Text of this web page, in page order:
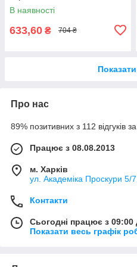
В наявності
633,60 ₴ 704 ₴
Про нас
89% позитивних з 112 відгуків за
Працює з 08.08.2013
м. Харків
ул. Академіка Проскури 5/
Контакти
Сьогодні працює з 09:00
Показати весь графік